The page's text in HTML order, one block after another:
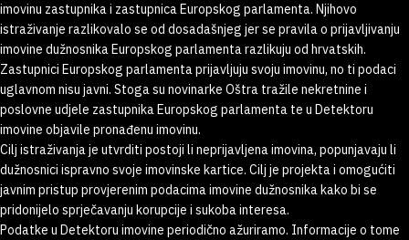
imovinu zastupnika i zastupnica Europskog parlamenta. Njihovo
istraživanje razlikovalo se od dosadašnjeg jer se pravila o prijavljivanju
imovine dužnosnika Europskog parlamenta razlikuju od hrvatskih.
Zastupnici Europskog parlamenta prijavljuju svoju imovinu, no ti podaci
uglavnom nisu javni. Stoga su novinarke Oštra tražile nekretnine i
poslovne udjele zastupnika Europskog parlamenta te u Detektoru
imovine objavile pronađenu imovinu.
Cilj istraživanja je utvrditi postoji li neprijavljena imovina, popunjavaju li
dužnosnici ispravno svoje imovinske kartice. Cilj je projekta i omogućiti
javnim pristup provjerenim podacima imovine dužnosnika kako bi se
pridonijelo sprječavanju korupcije i sukoba interesa.
Podatke u Detektoru imovine periodično ažuriramo. Informacije o tome